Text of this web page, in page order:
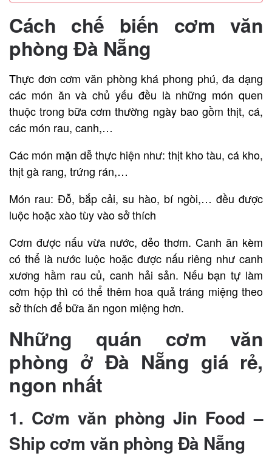
Cách chế biến cơm văn
phòng Đà Nẵng
Thực đơn cơm văn phòng khá phong phú, đa dạng
các món ăn và chủ yếu đều là những món quen
thuộc trong bữa cơm thường ngày bao gồm thịt, cá,
các món rau, canh,…
Các món mặn dễ thực hiện như: thịt kho tàu, cá kho,
thịt gà rang, trứng rán,…
Món rau: Đỗ, bắp cải, su hào, bí ngòi,… đều được
luộc hoặc xào tùy vào sở thích
Cơm được nấu vừa nước, dẻo thơm. Canh ăn kèm
có thể là nước luộc hoặc được nấu riêng như canh
xương hầm rau củ, canh hải sản. Nếu bạn tự làm
cơm hộp thì có thể thêm hoa quả tráng miệng theo
sở thích để bữa ăn ngon miệng hơn.
Những quán cơm văn
phòng ở Đà Nẵng giá rẻ,
ngon nhất
1. Cơm văn phòng Jin Food –
Ship cơm văn phòng Đà Nẵng